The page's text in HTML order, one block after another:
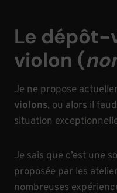
Le dépôt-
violon (
Je ne propose
violons, ou alors il
situation
Je sais que c’est une
proposée par les
nombreuses